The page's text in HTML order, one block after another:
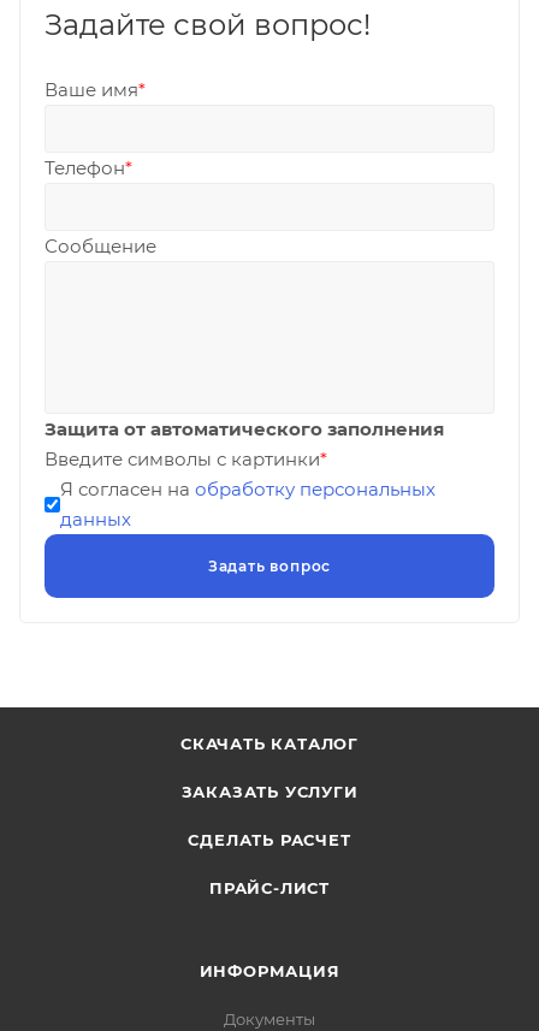
Задайте свой вопрос!
Ваше имя*
Телефон*
Сообщение
Защита от автоматического заполнения
Введите символы с картинки*
Я согласен на обработку персональных
данных
СКАЧАТЬ КАТАЛОГ
ЗАКАЗАТЬ УСЛУГИ
СДЕЛАТЬ РАСЧЕТ
ПРАЙС-ЛИСТ
ИНФОРМАЦИЯ
Документы